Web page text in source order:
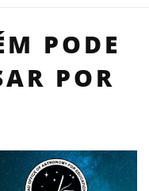
PODE
POR